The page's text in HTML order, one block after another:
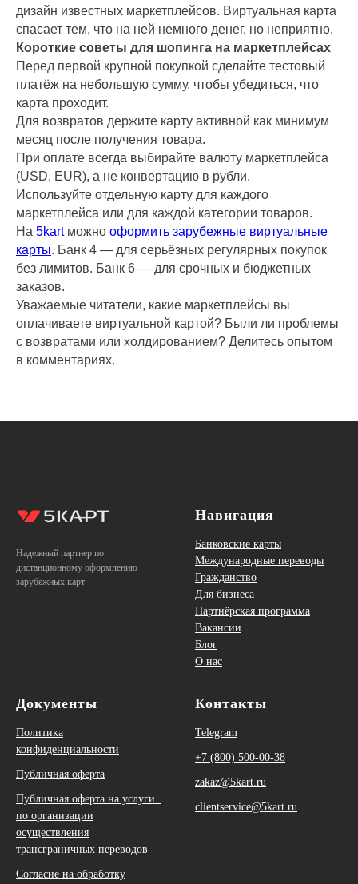
дизайн известных маркетплейсов. Виртуальная карта
спасает тем, что на ней немного денег, но неприятно.
Короткие советы для шопинга на маркетплейсах
Перед первой крупной покупкой сделайте тестовый
платёж на небольшую сумму, чтобы убедиться, что
карта проходит.
Для возвратов держите карту активной как минимум
месяц после получения товара.
При оплате всегда выбирайте валюту маркетплейса
(USD, EUR), а не конвертацию в рубли.
Используйте отдельную карту для каждого
маркетплейса или для каждой категории товаров.
На 5kartможно оформить зарубежные виртуальные
карты. Банк 4 — для серьёзных регулярных покупок
без лимитов. Банк 6 — для срочных и бюджетных
заказов.
Уважаемые читатели, какие маркетплейсы вы
оплачиваете виртуальной картой? Были ли проблемы
с возвратами или холдированием? Делитесь опытом
в комментариях.
Надежный партнер по
дистанционному оформлению
зарубежных карт
Навигация
Банковские карты
Международные переводы
Гражданство
Для бизнеса
Партнёрская программа
Вакансии
Блог
О нас
Документы
Политика
конфиденциальности
Публичная оферта
Публичная оферта на услуги
по организации
осуществления
трансграничных переводов
Согласие на обработку
Контакты
Telegram
+7 (800) 500-00-38
zakaz@5kart.ru
clientservice@5kart.ru
7725783263
1137746137363
СОЗВЕЗДИЕ
РАЗВИВАТЬСЯ БЕЗ ГРАНИЦ